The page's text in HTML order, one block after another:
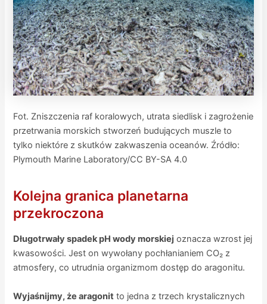
Fot. Zniszczenia raf koralowych, utrata siedlisk i zagrożenie
przetrwania morskich stworzeń budujących muszle to
tylko niektóre z skutków zakwaszenia oceanów. Źródło:
Plymouth Marine Laboratory/CC BY-SA 4.0
Kolejna granica planetarna
przekroczona
Długotrwały spadek pH wody morskiej oznacza wzrost jej
kwasowości. Jest on wywołany pochłanianiem CO₂ z
atmosfery, co utrudnia organizmom dostęp do aragonitu.
Wyjaśnijmy, że aragonit to jedna z trzech krystalicznych